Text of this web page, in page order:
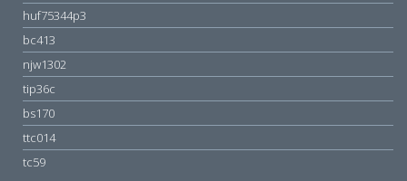
huf75344p3
bc413
njw1302
tip36c
bs170
ttc014
tc59